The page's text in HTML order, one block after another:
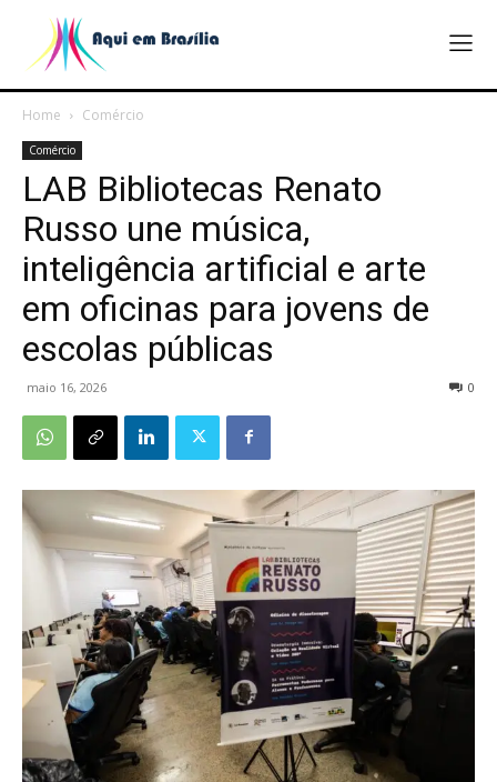
Home Comércio
Comércio
LAB Bibliotecas Renato
Russo une música,
inteligência artificial e arte
em oficinas para jovens de
escolas públicas
maio 16, 2026 0